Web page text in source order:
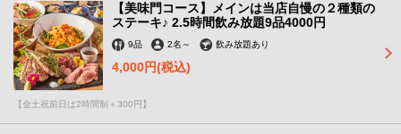
【美味門コース】メインは当店自慢の２種類の
ステーキ♪ 2.5時間飲み放題9品4000円
9品 2名 ～ 飲み放題あり
4,000円(税込)
【金土祝前日は2時間制＋300円】